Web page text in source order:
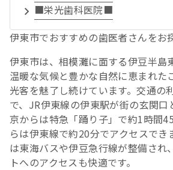
■栄光歯科医院■
伊東市でおすすめの歯医者さんをお
伊東市は、相模灘に面する伊豆半島
温暖な気候と豊かな自然に恵まれた
光客を魅了し続けています。交通の
で、JR伊東線の伊東駅が街の玄関口
京からは特急「踊り子」で約1時間
らは伊東線で約20分でアクセスでき
は東海バスや伊豆急行線が整備され
トへのアクセスも快適です。